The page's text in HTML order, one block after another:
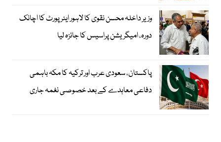
وزیر داخلہ محسن نقوی کا لاہور ایئر پورٹ کا اچانک
دورہ، امیگریشن پراسیس کا جائزہ لیا
پاکستان، سعودی عرب اور ترکیہ کا مکہ باہمی
دفاعی معاہدے کے بعد خصوصی نغمہ جاری